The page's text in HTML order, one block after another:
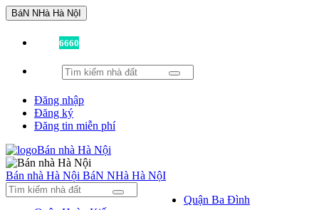
BáN NHà Hà NộI
6660
Đăng nhập
Đăng ký
Đăng tin miễn phí
Bán nhà Hà Nội BáN NHà Hà NộI
Quận Ba Đình